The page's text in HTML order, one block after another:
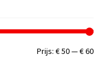
Min.
Prijs:€ 50—€ 60